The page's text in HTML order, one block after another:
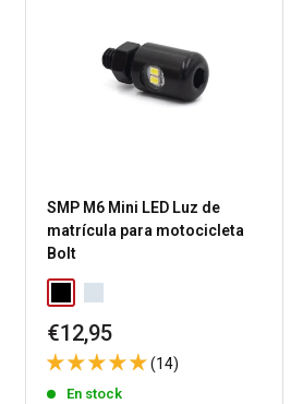
SMP M6 Mini LED Luz de
matrícula para motocicleta
Bolt
Precio
de
venta
€12,95
(14)
En stock